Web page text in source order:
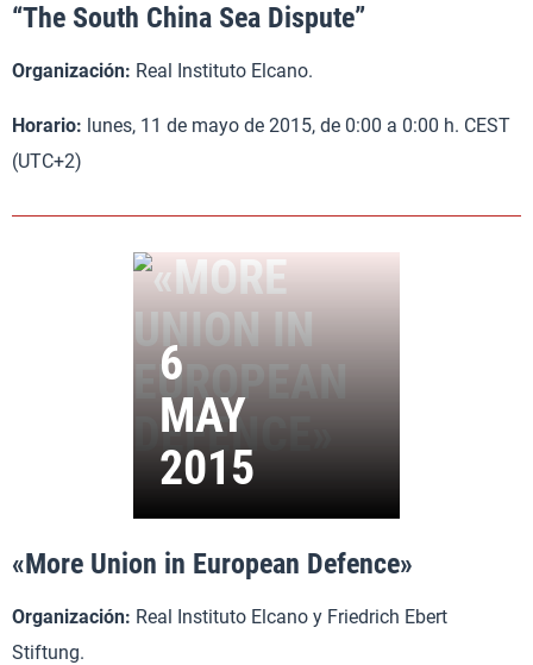
“The South China Sea Dispute”
Organización: Real Instituto Elcano.
Horario: lunes, 11 de mayo de 2015, de 0:00 a 0:00 h. CEST
(UTC+2)
«More Union in European Defence»
Organización: Real Instituto Elcano y Friedrich Ebert
Stiftung.